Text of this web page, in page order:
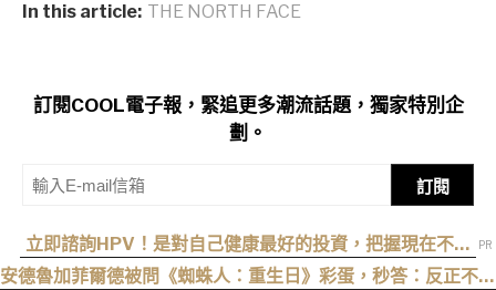
In this article: THE NORTH FACE
訂閱COOL電子報，緊追更多潮流話題，獨家特別企
劃。
訂閱
立即諮詢HPV！是對自己健康最好的投資，把握現在不嫌
晚！
安德魯加菲爾德被問《蜘蛛人：重生日》彩蛋，秒答：反正不是